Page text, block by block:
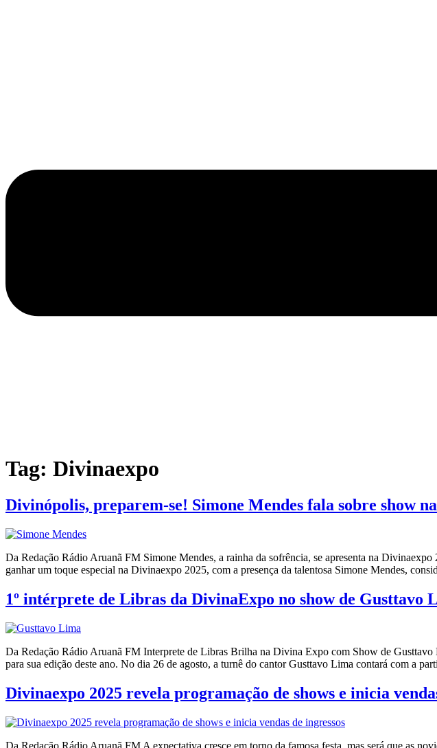
Tag: Divinaexpo
Divinópolis, preparem-se! Simone Mendes fala sobre show
Da Redação Rádio Aruanã FM Simone Mendes, a rainha da sofrência, se apresenta na
ganhar um toque especial na Divinaexpo 2025, com a presença da talentosa Simone Mendes,
1º intérprete de Libras da DivinaExpo no show de Gusttavo
Da Redação Rádio Aruanã FM Interprete de Libras Brilha na Divina Expo com Show de
para sua edição deste ano. No dia 26 de agosto, a turnê do cantor Gusttavo Lima contará com a
Divinaexpo 2025 revela programação de shows e inicia
Da Redação Rádio Aruanã FM A expectativa cresce em torno da famosa festa, mas será que as